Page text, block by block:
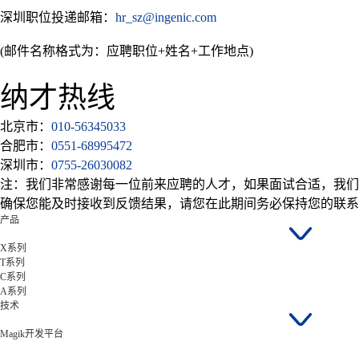
深圳职位投递邮箱： hr_sz@ingenic.com
(邮件名称格式为：应聘职位+姓名+工作地点)
纳才热线
北京市： 010-56345033
合肥市： 0551-68995472
深圳市： 0755-26030082
注：我们非常感谢每一位前来应聘的人才，如果面试合适，我
确保您能及时接收到反馈结果，请您在此期间务必保持您的联
产品
X系列
T系列
C系列
A系列
技术
Magik开发平台